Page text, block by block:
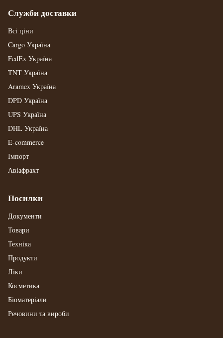
Служби доставки
Всі ціни
Cargo Україна
FedEx Україна
TNT Україна
Aramex Україна
DPD Україна
UPS Україна
DHL Україна
E-commerce
Імпорт
Авіафрахт
Посилки
Документи
Товари
Техніка
Продукти
Ліки
Косметика
Біоматеріали
Речовини та вироби